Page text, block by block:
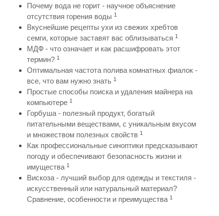
Почему вода не горит - научное объяснение
отсутствия горения воды 1
Вкуснейшие рецепты ухи из свежих хребтов
семги, которые заставят вас облизываться 1
МДФ - что означает и как расшифровать этот
термин? 1
Оптимальная частота полива комнатных фиалок -
все, что вам нужно знать 1
Простые способы поиска и удаления майнера на
компьютере 1
Горбуша - полезный продукт, богатый
питательными веществами, с уникальным вкусом
и множеством полезных свойств 1
Как профессиональные синоптики предсказывают
погоду и обеспечивают безопасность жизни и
имущества 1
Вискоза - лучший выбор для одежды и текстиля -
искусственный или натуральный материал?
Сравнение, особенности и преимущества 1